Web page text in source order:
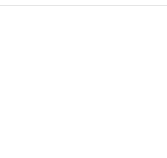
performance maximale de votre
contactez-moi. 💬